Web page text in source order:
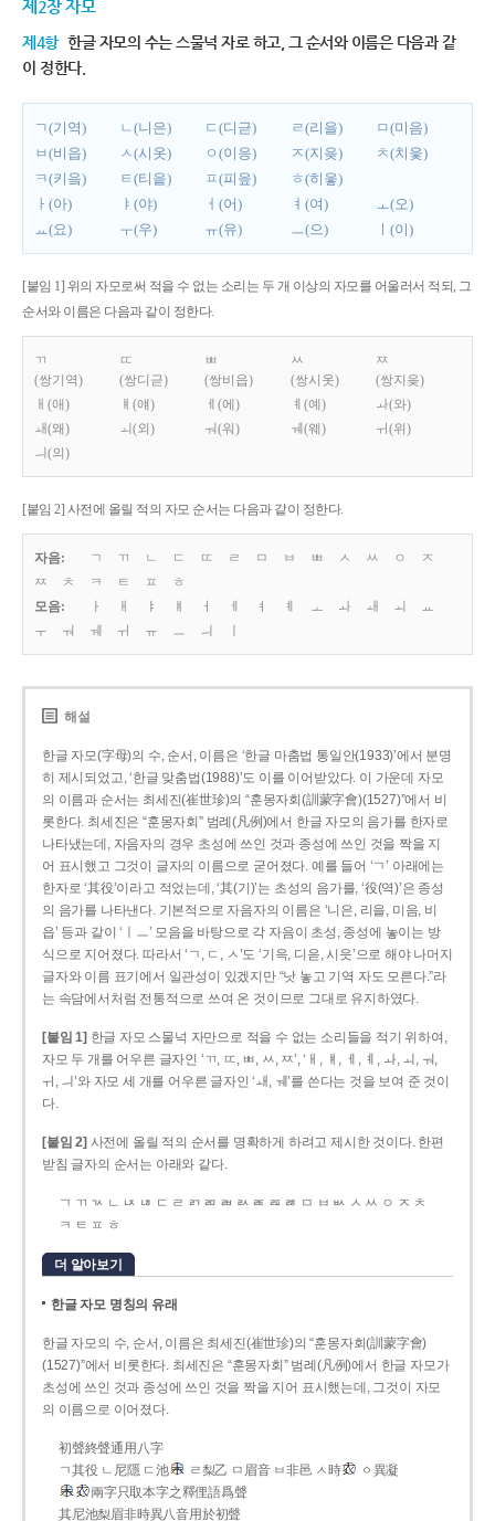
제2장 자모
제4항 한글 자모의 수는 스물넉 자로 하고, 그 순서와 이름은 다음과 같
이 정한다.
ㄱ(기역) ㄴ(니은) ㄷ(디귿) ㄹ(리을)
ㅁ(미음)
ㅂ(비읍)
ㅅ(시옷) ㅇ(이응) ㅈ(지읒)
ㅊ(치읓)
ㅋ(키읔)
ㅌ(티읕) ㅍ(피읖)
ㅎ(히읗)
ㅏ(아)
ㅑ(야) ㅓ(어) ㅕ(여)
ㅗ(오)
ㅛ(요)
ㅜ(우) ㅠ(유) ㅡ(으) ㅣ(이)
[붙임 1] 위의 자모로써 적을 수 없는 소리는 두 개 이상의 자모를 어울러서 적되, 그
순서와 이름은 다음과 같이 정한다.
ㄲ
(쌍기역)
ㄸ
(쌍디귿)
ㅃ
(쌍비읍)
ㅆ
(쌍시옷)
ㅉ
(쌍지읒)
ㅐ(애)
ㅒ(얘) ㅔ(에) ㅖ(예)
ㅘ(와)
ㅙ(왜)
ㅚ(외) ㅝ(워) ㅞ(웨)
ㅟ(위)
ㅢ(의)
[붙임 2] 사전에 올릴 적의 자모 순서는 다음과 같이 정한다.
자음: ㄱ ㄲ ㄴ ㄷ ㄸ ㄹ ㅁ ㅂ ㅃ ㅅ ㅆ ㅇ
ㅈ
ㅉ
ㅊ ㅋ ㅌ ㅍ
ㅎ
모음:
ㅏ ㅐ ㅑ ㅒ ㅓ ㅔ ㅕ ㅖ ㅗ ㅘ ㅙ ㅚ
ㅛ
ㅜ
ㅝ ㅞ ㅟ ㅠ ㅡ ㅢ
해설
한글 자모(字母)의 수, 순서, 이름은 ‘한글 마춤법 통일안(1933)’에서 분명
히 제시되었고, ‘한글 맞춤법(1988)’도 이를 이어받았다. 이 가운데 자모
의 이름과 순서는 최세진(崔世珍)의 “훈몽자회(訓蒙字會)(1527)”에서 비
롯한다. 최세진은 “훈몽자회” 범례(凡例)에서 한글 자모의 음가를 한자로
나타냈는데, 자음자의 경우 초성에 쓰인 것과 종성에 쓰인 것을 짝을 지
어 표시했고 그것이 글자의 이름으로 굳어졌다. 예를 들어 ‘ㄱ’ 아래에는
한자로 ‘其役’이라고 적었는데, ‘其(기)’는 초성의 음가를, ‘役(역)’은 종성
의 음가를 나타낸다. 기본적으로 자음자의 이름은 ‘니은, 리을, 미음, 비
읍’ 등과 같이 ‘ㅣㅡ’ 모음을 바탕으로 각 자음이 초성, 종성에 놓이는 방
식으로 지어졌다. 따라서 ‘ㄱ, ㄷ, ㅅ’도 ‘기윽, 디읃, 시읏’으로 해야 나머지
글자와 이름 표기에서 일관성이 있겠지만 “낫 놓고 기역 자도 모른다.”라
는 속담에서처럼 전통적으로 쓰여 온 것이므로 그대로 유지하였다.
[붙임 1] 한글 자모 스물넉 자만으로 적을 수 없는 소리들을 적기 위하여,
자모 두 개를 어우른 글자인 ‘ㄲ, ㄸ, ㅃ, ㅆ, ㅉ’, ‘ㅐ, ㅒ, ㅔ, ㅖ, ㅘ, ㅚ, ㅝ,
ㅟ, ㅢ’와 자모 세 개를 어우른 글자인 ‘ㅙ, ㅞ’를 쓴다는 것을 보여 준 것이
다.
[붙임 2] 사전에 올릴 적의 순서를 명확하게 하려고 제시한 것이다. 한편
받침 글자의 순서는 아래와 같다.
ㄱ ㄲ ㄳ ㄴ ㄵ ㄶ ㄷ ㄹ ㄺ ㄻ ㄼ ㄽ ㄾ ㄿ ㅀ ㅁ ㅂ ㅄ ㅅ ㅆ ㅇ ㅈ ㅊ
ㅋ ㅌ ㅍ ㅎ
더 알아보기
한글 자모 명칭의 유래
한글 자모의 수, 순서, 이름은 최세진(崔世珍)의 “훈몽자회(訓蒙字會)
(1527)”에서 비롯한다. 최세진은 “훈몽자회” 범례(凡例)에서 한글 자모가
초성에 쓰인 것과 종성에 쓰인 것을 짝을 지어 표시했는데, 그것이 자모
의 이름으로 이어졌다.
初聲終聲通用八字
ㄱ其役 ㄴ尼隱 ㄷ池
ㄹ梨乙 ㅁ眉音 ㅂ非邑 ㅅ時
ㆁ異凝
兩字只取本字之釋俚語爲聲
其尼池梨眉非時異八音用於初聲